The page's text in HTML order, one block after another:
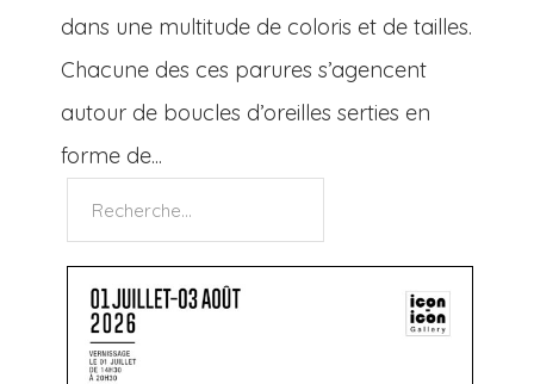
dans une multitude de coloris et de tailles.
Chacune des ces parures s’agencent
autour de boucles d’oreilles serties en
forme de...
Rechercher